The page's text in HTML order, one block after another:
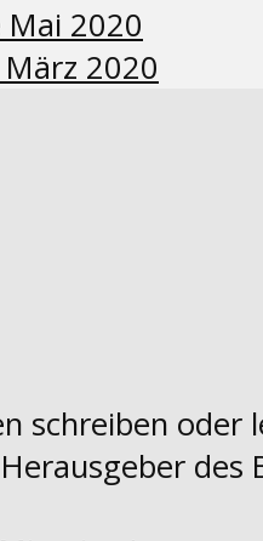
2020
2020
schreiben
des